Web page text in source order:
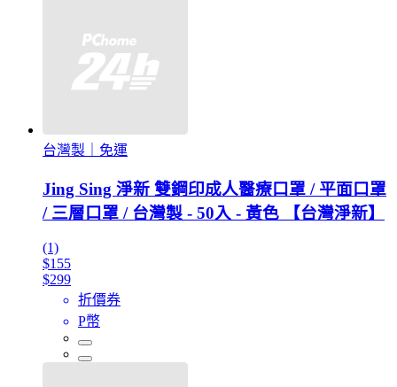
台灣製｜免運
Jing Sing 淨新 雙鋼印成人醫療口罩 / 平面口罩
/ 三層口罩 / 台灣製 - 50入 - 黃色 【台灣淨新】
(1)
$155
$299
折價券
P幣